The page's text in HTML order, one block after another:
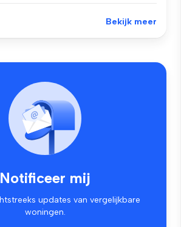
Bekijk meer
Notificeer mij
updates van vergelijkbare
woningen.